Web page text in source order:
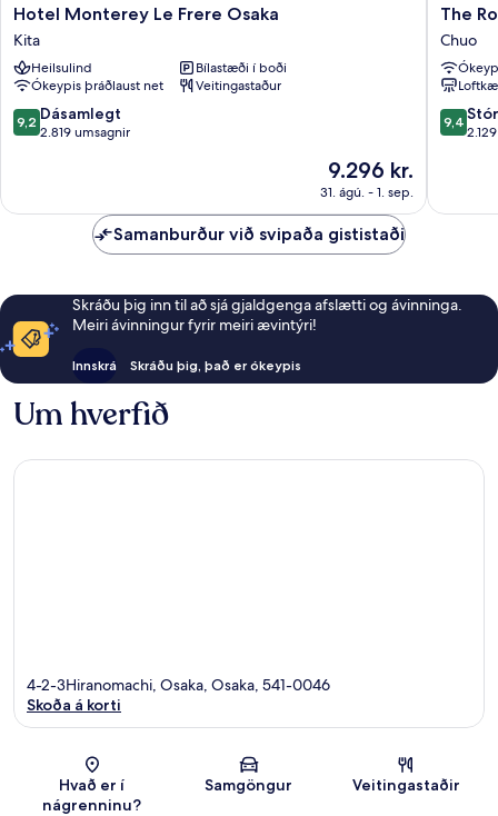
Hotel
Monterey
Le
Frere
Osaka
Kita
Hotel Monterey Le Frere Osaka
Kita
Heilsulind
Bílastæði í boði
Ókeypis þráðlaust net
Veitingastaður
9.2
af
umsagnir
9,2 Dásamlegt
2.819 umsagnir
Verðið
er
9.296 kr.
9.296 kr.
31. ágú. - 1. sep.
The
Royal
Park
Canvas
-
Osaka
The
Chuo
9.4
af
9,4
Samanburður við svipaða gististaði
Skráðu þig inn til að sjá gjaldgenga afslætti og ávinninga.
Meiri ávinningur fyrir meiri ævintýri!
Innskrá Skráðu þig, það er ókeypis
Um hverfið
Kort
4-2-3Hiranomachi, Osaka, Osaka, 541-0046
Skoða á korti
Hvað er í
nágrenninu?
Samgöngur Veitingastaðir